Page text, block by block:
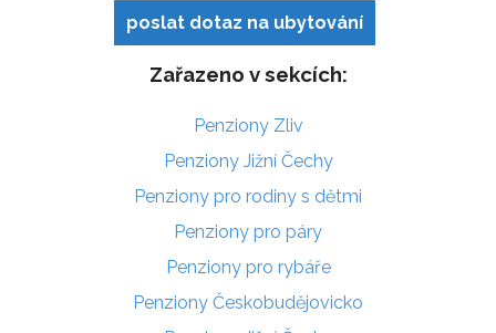
poslat dotaz na ubytování
Zařazeno v sekcích:
Penziony Zliv
Penziony Jižní Čechy
Penziony pro rodiny s dětmi
Penziony pro páry
Penziony pro rybáře
Penziony Českobudějovicko